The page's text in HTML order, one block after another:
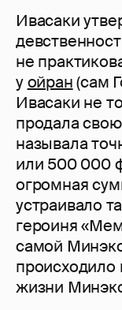
Ивасаки
не
уойран(сам
Ивасаки не
продала
называла
или 500 000
огромная
устраивало
героиня
самой
происходило
жизни